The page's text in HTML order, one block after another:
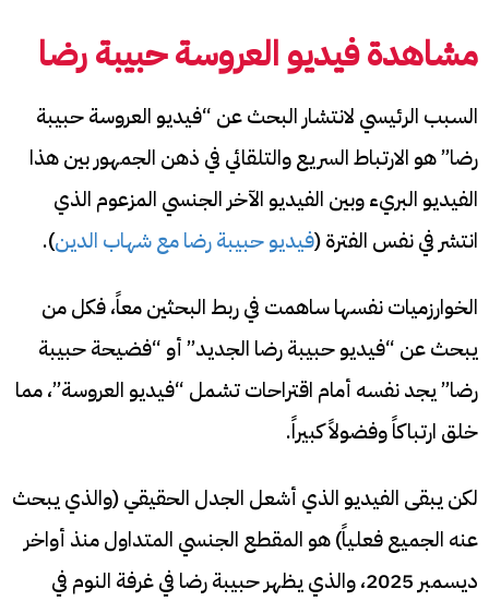
مشاهدة فيديو العروسة حبيبة رضا
السبب الرئيسي لانتشار البحث عن “فيديو العروسة حبيبة
رضا” هو الارتباط السريع والتلقائي في ذهن الجمهور بين هذا
الفيديو البريء وبين الفيديو الآخر الجنسي المزعوم الذي
انتشر في نفس الفترة (فيديو حبيبة رضا مع شهاب الدين).
الخوارزميات نفسها ساهمت في ربط البحثين معاً، فكل من
يبحث عن “فيديو حبيبة رضا الجديد” أو “فضيحة حبيبة
رضا” يجد نفسه أمام اقتراحات تشمل “فيديو العروسة”، مما
خلق ارتباكاً وفضولاً كبيراً.
لكن يبقى الفيديو الذي أشعل الجدل الحقيقي (والذي يبحث
عنه الجميع فعلياً) هو المقطع الجنسي المتداول منذ أواخر
ديسمبر 2025، والذي يظهر حبيبة رضا في غرفة النوم في